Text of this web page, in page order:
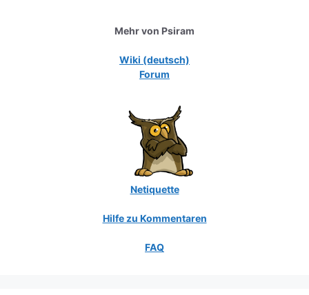
Mehr von Psiram
Wiki (deutsch)
Forum
Netiquette
Hilfe zu Kommentaren
FAQ